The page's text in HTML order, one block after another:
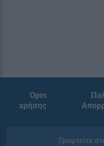
Όροι
χρήσης
Γραφτείτε